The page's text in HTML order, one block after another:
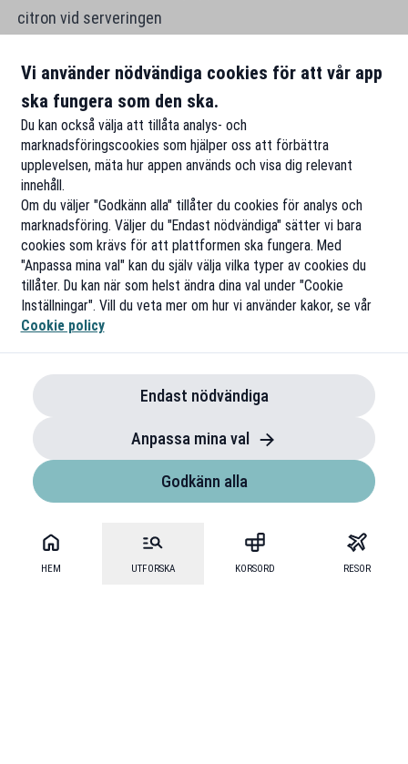
HEM UTFORSKA KORSORD RESOR
citron vid serveringen
naturligtvis servera den med ris om man vill.
Vi använder nödvändiga cookies för att vår app
ska fungera som den ska.
Du kan också välja att tillåta analys- och
marknadsföringscookies som hjälper oss att förbättra
upplevelsen, mäta hur appen används och visa dig relevant
innehåll.
Om du väljer "Godkänn alla" tillåter du cookies för analys och
marknadsföring. Väljer du "Endast nödvändiga" sätter vi bara
cookies som krävs för att plattformen ska fungera. Med
"Anpassa mina val" kan du själv välja vilka typer av cookies du
tillåter. Du kan när som helst ändra dina val under "Cookie
Inställningar". Vill du veta mer om hur vi använder kakor, se vår
Cookie policy
Endast nödvändiga
Anpassa mina val
Godkänn alla